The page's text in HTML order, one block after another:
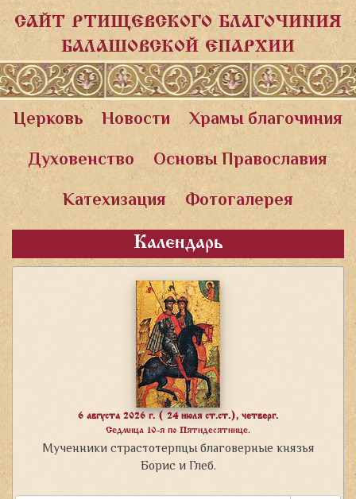
САЙТ РТИЩЕВСКОГО БЛАГОЧИНИЯ
БАЛАШОВСКОЙ ЕПАРХИИ
Церковь Новости
Храмы благочиния
Духовенство
Основы Православия
Катехизация
Фотогалерея
Календарь
6 августа 2026 г. ( 24 июля ст.ст.), четверг.
Седмица 10-я по Пятидесятнице.
Мученники страстотерпцы благоверные князья
Борис и Глеб.